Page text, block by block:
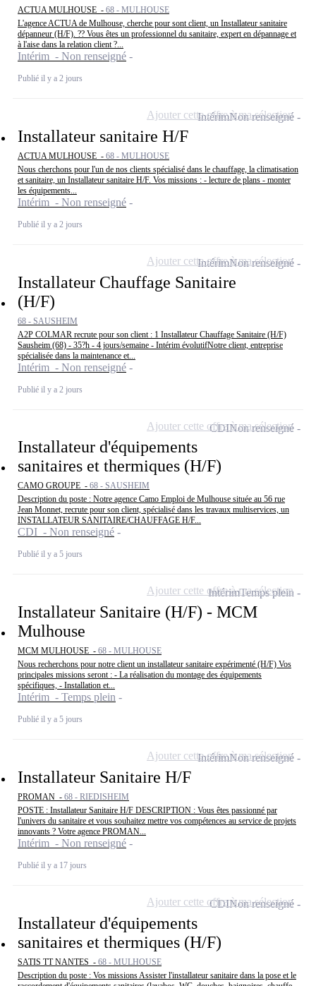
ACTUA MULHOUSE - 68 - MULHOUSE
L'agence ACTUA de Mulhouse, cherche pour sont client, un Installateur sanitaire
dépanneur (H/F). ?? Vous êtes un professionnel du sanitaire, expert en dépannage et
à l'aise dans la relation client ?...
Intérim - Non renseigné
Publié il y a 2 jours
Installateur sanitaire H/F
ACTUA MULHOUSE - 68 - MULHOUSE
Nous cherchons pour l'un de nos clients spécialisé dans le chauffage, la climatisation
et sanitaire, un Installateur sanitaire H/F. Vos missions : - lecture de plans - monter
les équipements...
Intérim - Non renseigné
Publié il y a 2 jours
IntérimNon renseigné
Ajouter cette offre à ma sélection
Installateur Chauffage Sanitaire
(H/F)
68 - SAUSHEIM
A2P COLMAR recrute pour son client : 1 Installateur Chauffage Sanitaire (H/F)
Sausheim (68) - 35?h - 4 jours/semaine - Intérim évolutifNotre client, entreprise
spécialisée dans la maintenance et...
Intérim - Non renseigné
Publié il y a 2 jours
IntérimNon renseigné
Ajouter cette offre à ma sélection
Installateur d'équipements
sanitaires et thermiques (H/F)
CAMO GROUPE - 68 - SAUSHEIM
Description du poste : Notre agence Camo Emploi de Mulhouse située au 56 rue
Jean Monnet, recrute pour son client, spécialisé dans les travaux multiservices, un
INSTALLATEUR SANITAIRE/CHAUFFAGE H/F...
CDI - Non renseigné
Publié il y a 5 jours
CDINon renseigné
Ajouter cette offre à ma sélection
Installateur Sanitaire (H/F) - MCM
Mulhouse
MCM MULHOUSE - 68 - MULHOUSE
Nous recherchons pour notre client un installateur sanitaire expérimenté (H/F) Vos
principales missions seront : - La réalisation du montage des équipements
spécifiques, - Installation et...
Intérim - Temps plein
Publié il y a 5 jours
IntérimTemps plein
Ajouter cette offre à ma sélection
Installateur Sanitaire H/F
PROMAN - 68 - RIEDISHEIM
POSTE : Installateur Sanitaire H/F DESCRIPTION : Vous êtes passionné par
l'univers du sanitaire et vous souhaitez mettre vos compétences au service de projets
innovants ? Votre agence PROMAN...
Intérim - Non renseigné
Publié il y a 17 jours
IntérimNon renseigné
Ajouter cette offre à ma sélection
Installateur d'équipements
sanitaires et thermiques (H/F)
SATIS TT NANTES - 68 - MULHOUSE
Description du poste : Vos missions Assister l'installateur sanitaire dans la pose et le
CDINon renseigné
Ajouter cette offre à ma sélection